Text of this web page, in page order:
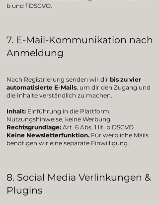
b und f DSGVO.
7. E-Mail-Kommunikation nach
Anmeldung
Nach Registrierung senden wir dir bis zu vier
automatisierte E-Mails, um dir den Zugang und
die Inhalte verständlich zu machen.
Inhalt: Einführung in die Plattform,
Nutzungshinweise, keine Werbung.
Rechtsgrundlage: Art. 6 Abs. 1 lit. b DSGVO
Keine Newsletterfunktion. Für werbliche Mails
benötigen wir eine separate Einwilligung.
8. Social Media Verlinkungen &
Plugins